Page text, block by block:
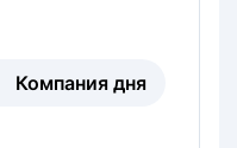
Компания дня